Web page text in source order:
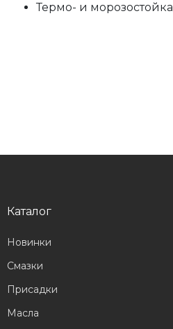
Термо- и морозостойка
Каталог
Новинки
Смазки
Присадки
Масла